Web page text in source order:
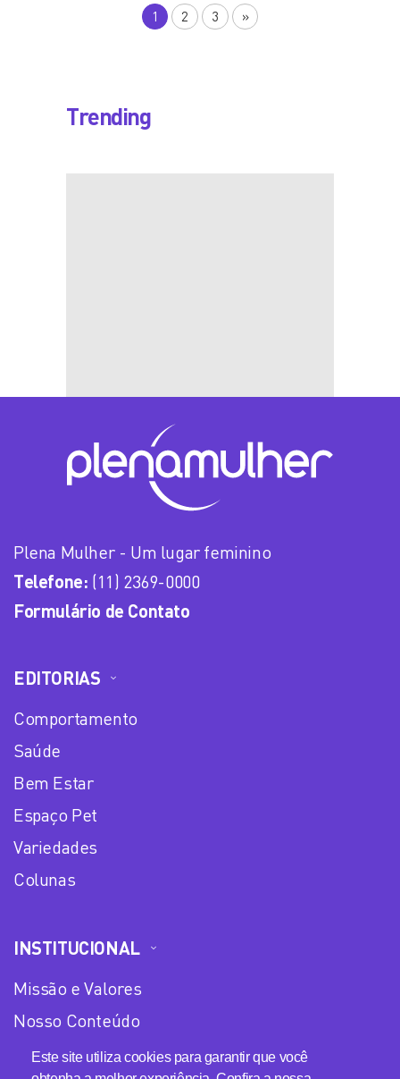
Este site utiliza cookies para garantir que você
1 2 3 »
Trending
Plena Mulher - Um lugar feminino
Telefone: (11) 2369-0000
Formulário de Contato
EDITORIAS
Comportamento
Saúde
Bem Estar
Espaço Pet
Variedades
Colunas
INSTITUCIONAL
Missão e Valores
Nosso Conteúdo
Equipe